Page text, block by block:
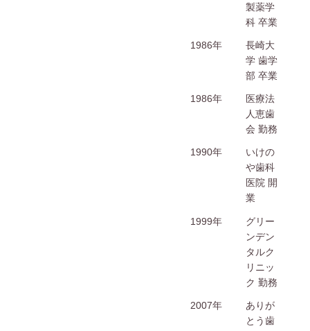
製薬学
科 卒業
1986年
長崎大
学 歯学
部 卒業
1986年
医療法
人恵歯
会 勤務
1990年
いけの
や歯科
医院 開
業
1999年
グリー
ンデン
タルク
リニッ
ク 勤務
2007年
ありが
とう歯